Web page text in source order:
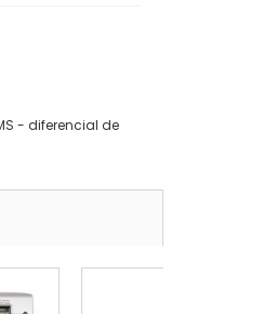
- diferencial de